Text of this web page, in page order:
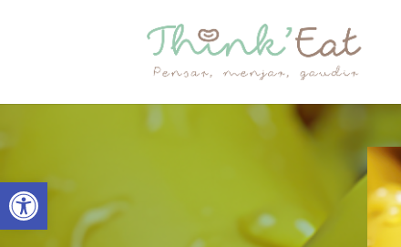
Obre la barra d'eines